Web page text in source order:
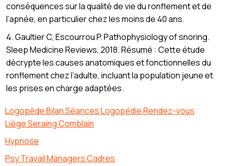
conséquences sur la qualité de vie du ronflement et de
l’apnée, en particulier chez les moins de 40 ans.
4. Gaultier C, Escourrou P. Pathophysiology of snoring.
Sleep Medicine Reviews, 2018. Résumé : Cette étude
décrypte les causes anatomiques et fonctionnelles du
ronflement chez l’adulte, incluant la population jeune et
les prises en charge adaptées.
Logopède Bilan Séances Logopédie Rendez-vous
Liège Seraing Comblain
Hypnose
Psy Travail Managers Cadres